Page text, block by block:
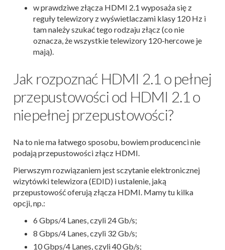
w prawdziwe złącza HDMI 2.1 wyposaża się z
reguły telewizory z wyświetlaczami klasy 120 Hz i
tam należy szukać tego rodzaju złącz (co nie
oznacza, że wszystkie telewizory 120-hercowe je
mają).
Jak rozpoznać HDMI 2.1 o pełnej
przepustowości od HDMI 2.1 o
niepełnej przepustowości?
Na to nie ma łatwego sposobu, bowiem producenci nie
podają przepustowości złącz HDMI.
Pierwszym rozwiązaniem jest sczytanie elektronicznej
wizytówki telewizora (EDID) i ustalenie, jaką
przepustowość oferują złącza HDMI. Mamy tu kilka
opcji, np.:
6 Gbps/4 Lanes, czyli 24 Gb/s;
8 Gbps/4 Lanes, czyli 32 Gb/s;
10 Gbps/4 Lanes, czyli 40 Gb/s;